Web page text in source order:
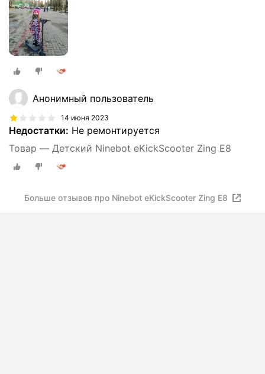
Анонимный пользователь
14 июня 2023
Недостатки: Не ремонтируется
Товар — Детский Ninebot eKickScooter Zing E8
Больше отзывов про Ninebot eKickScooter Zing E8